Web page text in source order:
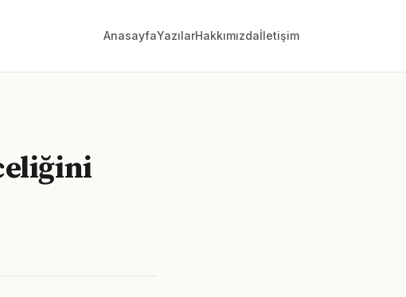
AnasayfaYazılarHakkımızdaİletişim